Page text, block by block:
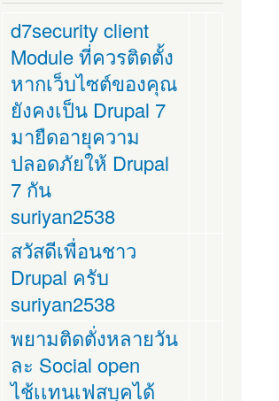
d7security client
Module ที่ควรติดตั้ง
หากเว็บไซต์ของคุณ
ยังคงเป็น Drupal 7
มายืดอายุความ
ปลอดภัยให้ Drupal
7 กัน
suriyan2538
สวัสดีเพื่อนชาว
Drupal ครับ
suriyan2538
พยามติดตั่งหลายวัน
ละ Social open
ไช้เเทนเฟสบุคได้